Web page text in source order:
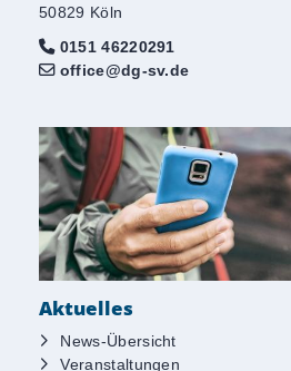
50829 Köln
0151 46220291
office@dg-sv.de
Aktuelles
News-Übersicht
Veranstaltungen